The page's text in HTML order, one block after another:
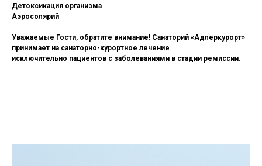
Детоксикация организма
Аэросолярий
Уважаемые Гости, обратите внимание! Санаторий «Адлеркурорт»
принимает на санаторно-курортное лечение
исключительно пациентов с заболеваниями в стадии ремиссии.